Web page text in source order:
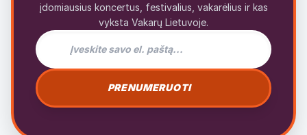
įdomiausius koncertus, festivalius, vakarėlius ir kas
vyksta Vakarų Lietuvoje.
El. pašto adresas naujienlaiškiui
PRENUMERUOTI